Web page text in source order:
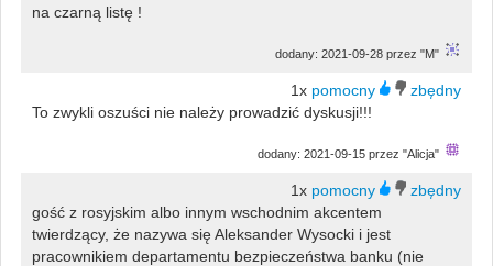
na czarną listę !
dodany: 2021-09-28 przez "M"
1x
To zwykli oszuści nie należy prowadzić dyskusji!!!
dodany: 2021-09-15 przez "Alicja"
1x
gość z rosyjskim albo innym wschodnim akcentem
twierdzący, że nazywa się Aleksander Wysocki i jest
pracownikiem departamentu bezpieczeństwa banku (nie